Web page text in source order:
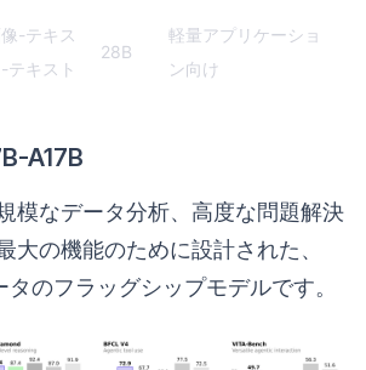
-テキス
-テキスト
28B
軽量アプリケーショ
ン向け
A17B
模なデータ分析、高度な問題解決
大の機能のために設計された、
のフラッグシップモデルです。